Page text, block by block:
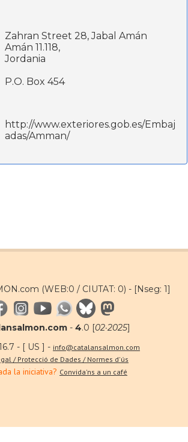
Zahran Street 28, Jabal Amán
Amán 11.118,
Jordania
P.O. Box 454
http://www.exteriores.gob.es/Embaj
adas/Amman/
(WEB:0 / CIUTAT: 0) - [Nseg: 1]
- 4.0 [02·2025]
- [ US ] - info@catalansalmon.com
/ Protecció de Dades / Normes d'ús
la iniciativa? Convida'ns a un café